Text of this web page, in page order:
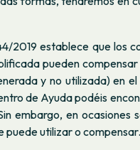
2019 establece que los
pueden
y no utilizada) en
de Ayuda podéis
embargo, en ocasiones
puede utilizar o compensar.